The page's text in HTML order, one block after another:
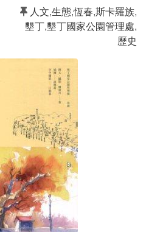
人文,生態,恆春,斯卡羅族,
墾丁,墾丁國家公園管理處,
歷史